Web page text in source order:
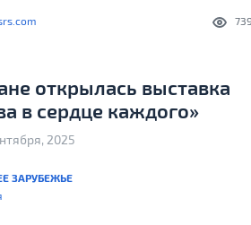
739
открылась выставка
в сердце каждого»
2025
ЗАРУБЕЖЬЕ